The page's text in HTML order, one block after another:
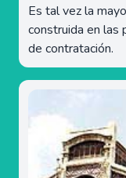
Es tal vez la
construida en las
de contratación.